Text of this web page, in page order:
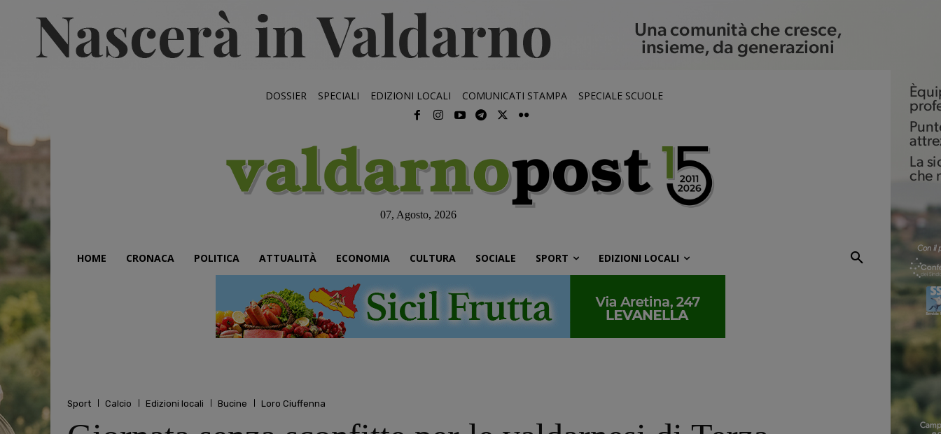
DOSSIER SPECIALI EDIZIONI LOCALI COMUNICATI STAMPA SPECIALE SCUOLE
07, Agosto, 2026
HOME CRONACA POLITICA ATTUALITÀ ECONOMIA CULTURA SOCIALE SPORT EDIZIONI LOCALI
Sport Calcio Edizioni locali Bucine Loro Ciuffenna